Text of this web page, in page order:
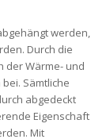
werden,
Durch die
der Wärme- und
Sämtliche
abgedeckt
Eigenschaft
Mit